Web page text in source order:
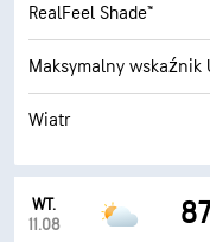
RealFeel Shade™
Maksymalny wskaźnik
Wiatr
WT.
11.08